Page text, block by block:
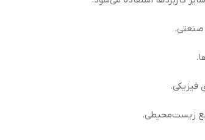
صنعتی.
فیزیکی.
زیست‌محیطی.